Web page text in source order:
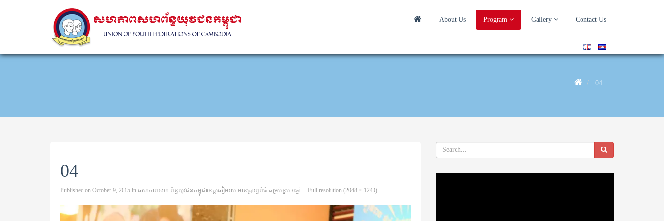
About Us Program Gallery Contact Us
04
04
Published on October 9, 2015 in សហភាពសហ ព័ន្ធយុវជនកម្ពុជាខេត្តសៀមរាប មានប្រារព្ធពិធី គម្រប់ខួប ១ឆ្នាំ Full resolution (2048 × 1240)